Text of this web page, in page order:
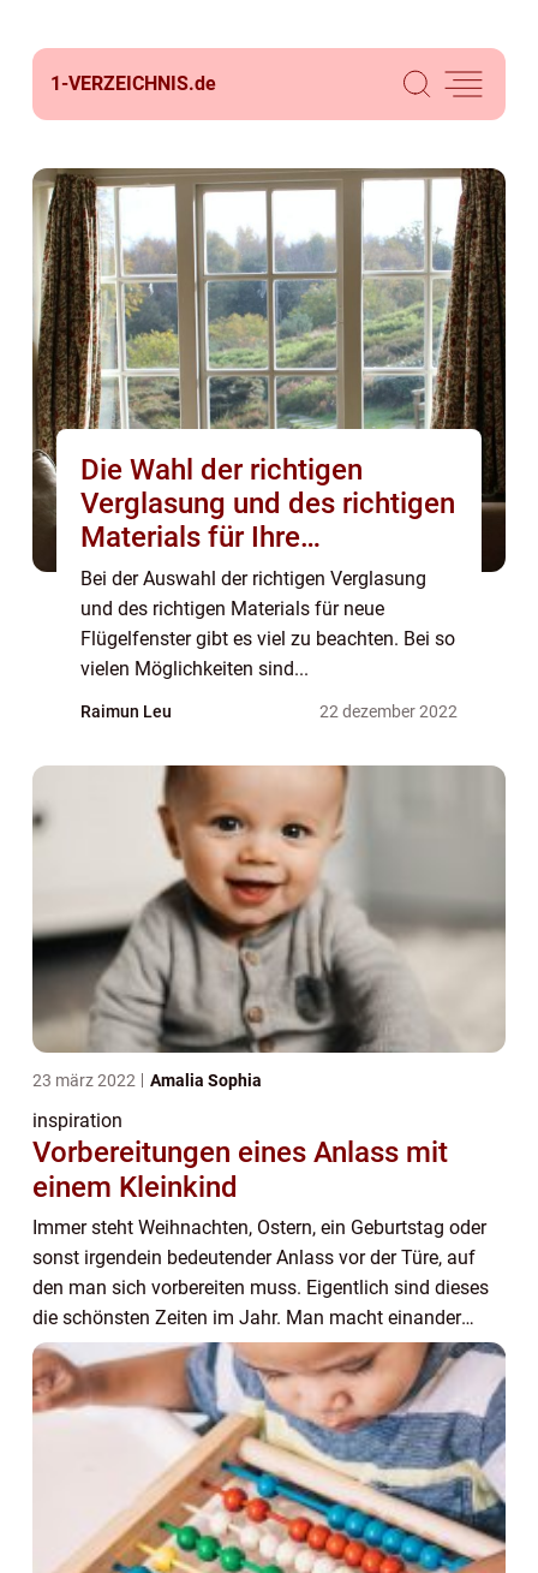
1-VERZEICHNIS.de
Die Wahl der richtigen
Verglasung und des richtigen
Materials für Ihre
Flügelfenster: Ein Leitfaden
Bei der Auswahl der richtigen Verglasung
und des richtigen Materials für neue
Flügelfenster gibt es viel zu beachten. Bei so
vielen Möglichkeiten sind...
Raimun Leu 22 dezember 2022
23 märz 2022 Amalia Sophia
inspiration
Vorbereitungen eines Anlass mit
einem Kleinkind
Immer steht Weihnachten, Ostern, ein Geburtstag oder
sonst irgendein bedeutender Anlass vor der Türe, auf
den man sich vorbereiten muss. Eigentlich sind dieses
die schönsten Zeiten im Jahr. Man macht einander
Freuden, schenkt einander Liebe und feier...